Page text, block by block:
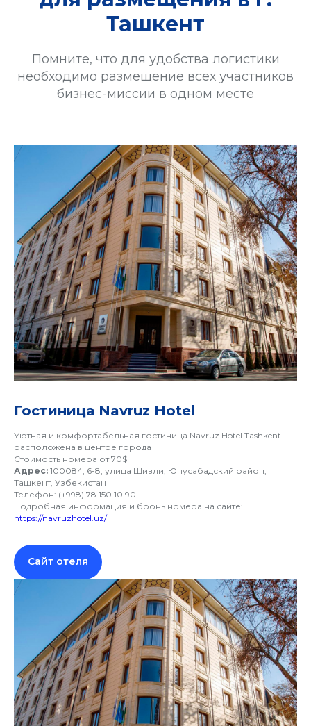
Ташкент
Помните, что для удобства логистики
необходимо размещение всех участников
бизнес-миссии в одном месте
Гостиница Navruz Hotel
Уютная и комфортабельная гостиница Navruz Hotel Tashkent
расположена в центре города
Стоимость номера от 70$
Адрес: 100084, 6-8, улица Шивли, Юнусабадский район,
Ташкент, Узбекистан
Телефон: (+998) 78 150 10 90
Подробная информация и бронь номера на сайте:
https://navruzhotel.uz/
Сайт отеля